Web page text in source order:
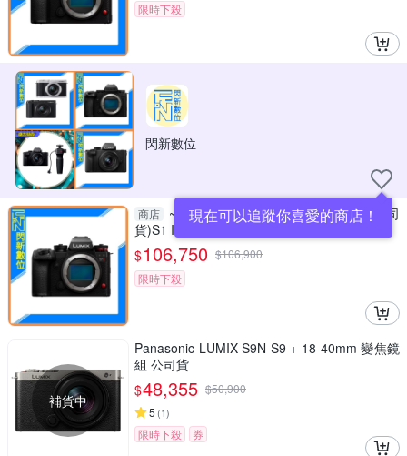
限時下殺
閃新數位
現在可以追蹤你喜愛的商店！
商店
~Panasonic Lumix S1M2 單機身(公司
貨)S1 II
$106,750 $106,900
限時下殺
補貨中
Panasonic LUMIX S9N S9 + 18-40mm 變焦鏡
組 公司貨
$48,355 $50,900
5 (1)
限時下殺 券